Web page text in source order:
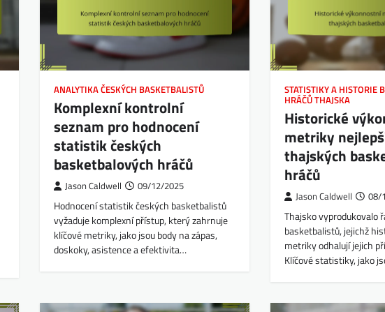
ANALYTIKA ČESKÝCH BASKETBALISTŮ
Komplexní kontrolní
seznam pro hodnocení
statistik českých
basketbalových hráčů
Jason Caldwell 09/12/2025
Hodnocení statistik českých basketbalistů
vyžaduje komplexní přístup, který zahrnuje
klíčové metriky, jako jsou body na zápas,
doskoky, asistence a efektivita…
STATISTIKY A HISTORIE
HRÁČŮ THAJSKA
Historické
metriky
thajských
hráčů
Jason Caldwell 08/
Thajsko vyprodukovalo
basketbalistů, jejichž
metriky odhalují jejich
Klíčové statistiky, jako